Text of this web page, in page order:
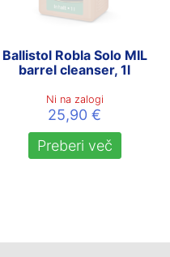
Ballistol Robla Solo MIL
barrel cleanser, 1l
Ni na zalogi
25,90€
Preberi več